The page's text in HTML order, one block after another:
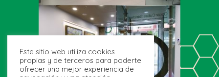
Este sitio web utiliza cookies
propias y de terceros para poderte
ofrecer una mejor experiencia de